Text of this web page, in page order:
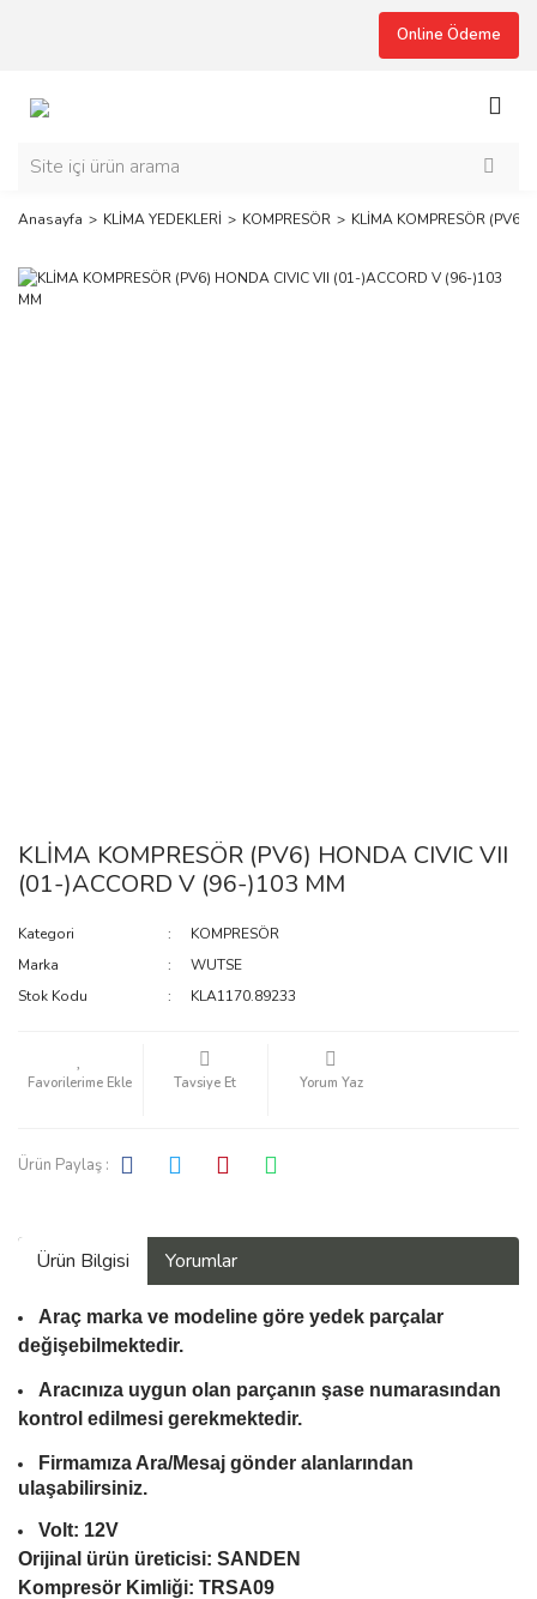
Online Ödeme
Anasayfa KLİMA YEDEKLERİ KOMPRESÖR KLİMA KOMPRESÖR
KLİMA KOMPRESÖR (PV6) HONDA CIVIC VII
(01-)ACCORD V (96-)103 MM
Kategori
KOMPRESÖR
Marka
WUTSE
Stok Kodu
KLA1170.89233
Tavsiye Et Yorum Yaz
Ürün Paylaş :
Ürün Bilgisi Yorumlar
Araç marka ve modeline göre yedek parçalar
değişebilmektedir.
Aracınıza uygun olan parçanın şase numarasından
kontrol edilmesi gerekmektedir.
Firmamıza Ara/Mesaj gönder alanlarından
ulaşabilirsiniz.
Volt: 12V
Orijinal ürün üreticisi: SANDEN
Kompresör Kimliği: TRSA09